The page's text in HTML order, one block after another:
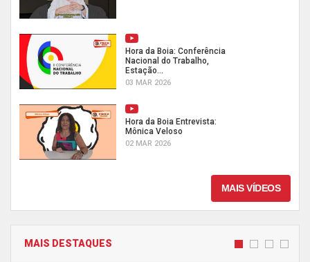
Hora da Boia: Conferência
Nacional do Trabalho,
Estação...
03 MAR 2026
Hora da Boia Entrevista:
Mônica Veloso
02 MAR 2026
MAIS VÍDEOS
MAIS DESTAQUES